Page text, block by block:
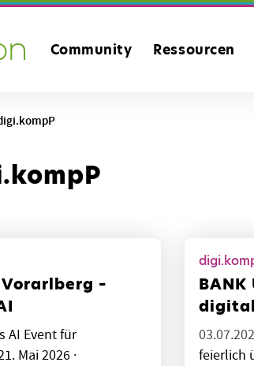
Community Ressourcen
–
AI Event für
Mai 2026 ·
BANK
feierlich